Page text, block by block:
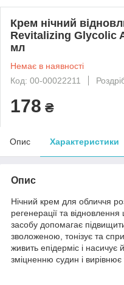
Крем нічний
Revitalizing Glycolic
мл
Немає в наявності
Код: 00-00022211
178 ₴
Опис Характеристики
Опис
Нічний крем для обличчя
регенерації та відновлення
засобу допомагає
зволоженою, тонізує та
живить епідерміс і насичує
зміцненню судин і вирівнює